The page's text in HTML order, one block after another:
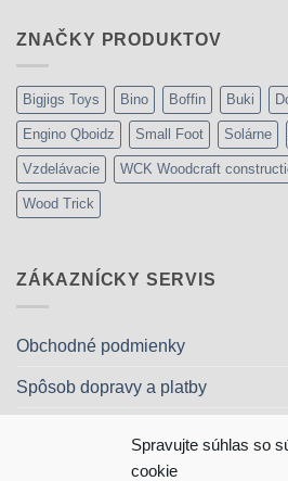
Spravujte súhlas so
cookie
ZNAČKY PRODUKTOV
Bigjigs Toys Bino Boffin Buki
Engino Qboidz Small Foot Solárne
Vzdelávacie WCK Woodcraft
Wood Trick
ZÁKAZNÍCKY SERVIS
Obchodné podmienky
Spôsob dopravy a platby
Ochrana osobných údajov